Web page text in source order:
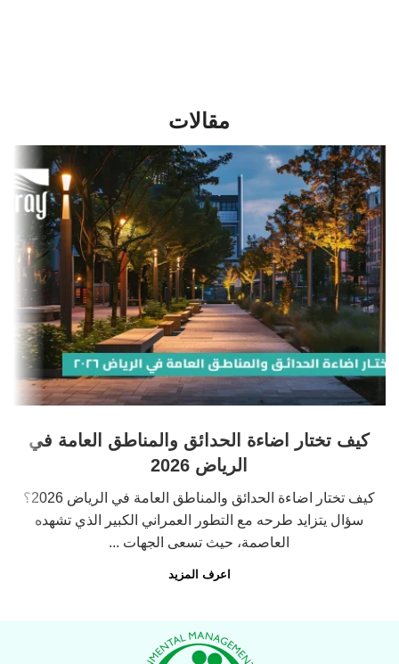
مقالات
كيف تختار اضاءة الحدائق والمناطق العامة في
الرياض 2026
كيف تختار اضاءة الحدائق والمناطق العامة في الرياض 2026؟
سؤال يتزايد طرحه مع التطور العمراني الكبير الذي تشهده
العاصمة، حيث تسعى الجهات ...
اعرف المزيد